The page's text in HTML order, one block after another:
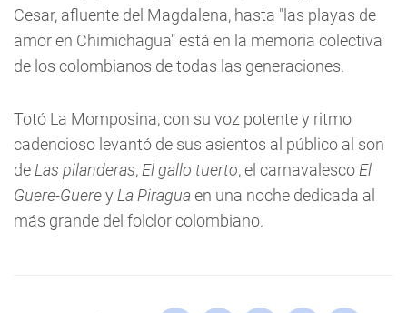
Cesar, afluente del Magdalena, hasta "las playas de
amor en Chimichagua" está en la memoria colectiva
de los colombianos de todas las generaciones.
Totó La Momposina, con su voz potente y ritmo
cadencioso levantó de sus asientos al público al son
de Las pilanderas, El gallo tuerto, el carnavalesco El
Guere-Guerey La Piraguaen una noche dedicada al
más grande del folclor colombiano.